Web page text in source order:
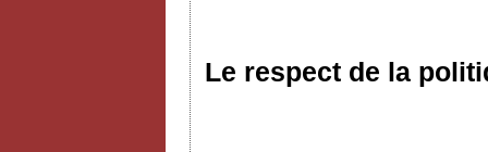
Le respect de la